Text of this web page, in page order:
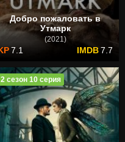
Добро пожаловать в
Утмарк
(2021)
7.1 7.7
2 сезон 10 серия